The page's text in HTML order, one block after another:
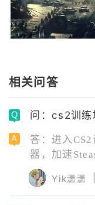
相关问答
问：cs2训练
答：进入
器，加速
意工坊。 进
并导航至“比
的地图并单
Yik潇潇